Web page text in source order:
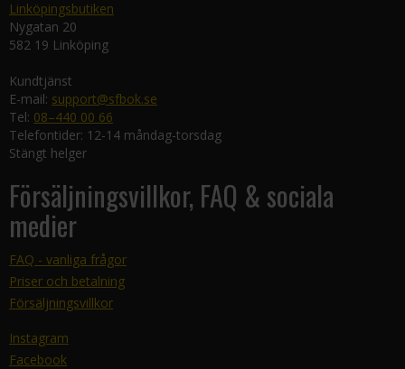
Linköpingsbutiken
Nygatan 20
582 19 Linköping
Kundtjänst
E-mail: support@sfbok.se
Tel: 08–440 00 66
Telefontider: 12-14 måndag-torsdag
Stängt helger
Försäljningsvillkor, FAQ & sociala
medier
FAQ - vanliga frågor
Priser och betalning
Försäljningsvillkor
Instagram
Facebook